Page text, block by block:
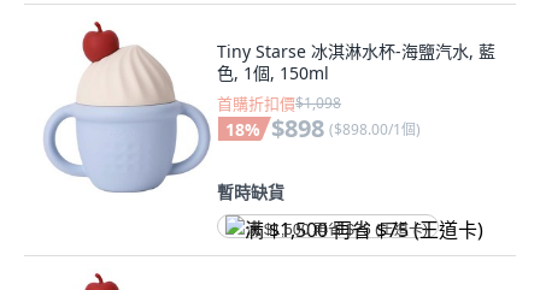
Tiny Starse 冰淇淋水杯-海鹽汽水, 藍
色, 1個, 150ml
首購折扣價$1,098
18% $898 ($898.00/1個)
暫時缺貨
满 $1,500 再省 $75 (王道卡)